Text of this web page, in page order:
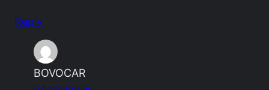
Reply
BOVOCAR